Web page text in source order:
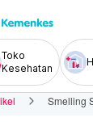
Toko
Kesehatan
Smelling